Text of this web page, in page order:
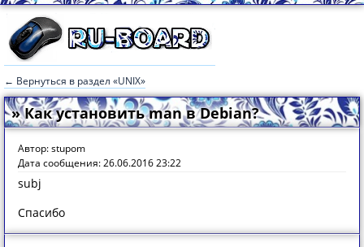
← Вернуться в раздел «UNIX»
» Как установить man в Debian?
Автор: stupom
Дата сообщения: 26.06.2016 23:22
subj
Спасибо